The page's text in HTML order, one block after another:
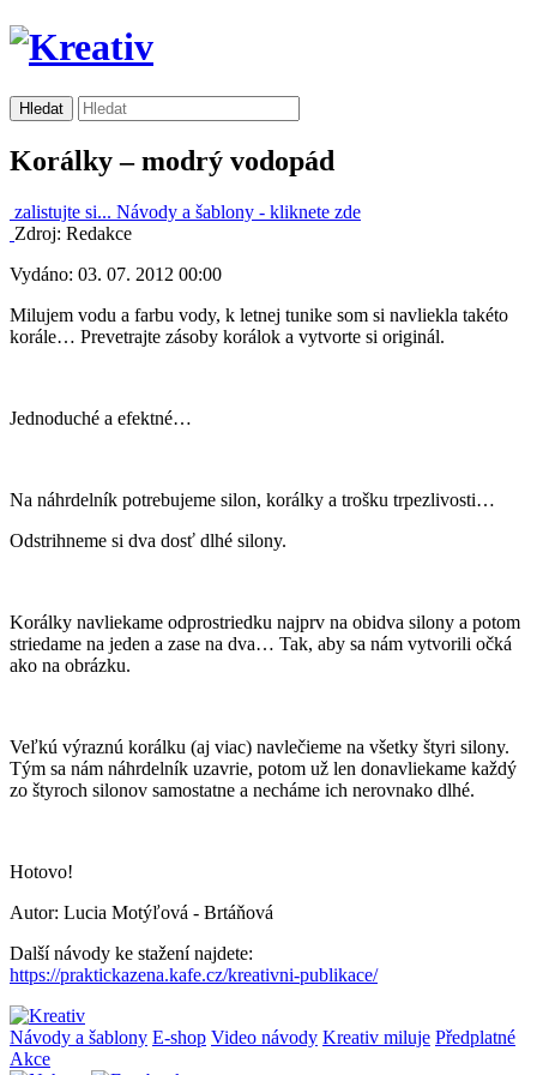
Korálky – modrý vodopád
zalistujte si... Návody a šablony - kliknete zde
Zdroj: Redakce
Vydáno: 03. 07. 2012 00:00
Milujem vodu a farbu vody, k letnej tunike som si navliekla takéto
korále… Prevetrajte zásoby korálok a vytvorte si originál.
Jednoduché a efektné…
Na náhrdelník potrebujeme silon, korálky a trošku trpezlivosti…
Odstrihneme si dva dosť dlhé silony.
Korálky navliekame odprostriedku najprv na obidva silony a potom
striedame na jeden a zase na dva… Tak, aby sa nám vytvorili očká
ako na obrázku.
Veľkú výraznú korálku (aj viac) navlečieme na všetky štyri silony.
Tým sa nám náhrdelník uzavrie, potom už len donavliekame každý
zo štyroch silonov samostatne a necháme ich nerovnako dlhé.
Hotovo!
Autor: Lucia Motýľová - Brtáňová
Další návody ke stažení najdete:
https://praktickazena.kafe.cz/kreativni-publikace/
Návody a šablony E-shop Video návody Kreativ miluje Předplatné
Akce